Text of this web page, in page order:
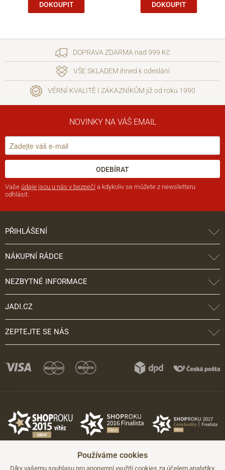
DOKOUPIT DOKOUPIT
DOPRAVA ZDARMA nad 999 Kč
VŠE SKLADEM ihned k odeslání
VĚRNÍ KVALITĚ I ZÁKAZNÍKŮM již od roku 1990
NOVINKY NA VÁŠ EMAIL
ODEBÍRAT
Vaše údaje jsou u nás v bezpečí a kdykoliv se můžete z newsletteru
odhlásit.
PŘIHLÁŠENÍ
NÁKUPNÍ RÁDCE
NEZBYTNÉ INFORMACE
JADI.CZ
ZEPTEJTE SE NÁS
Používáme cookies
Díky vašemu souhlasu pro anonymní využití cookies za účelem analytiky,